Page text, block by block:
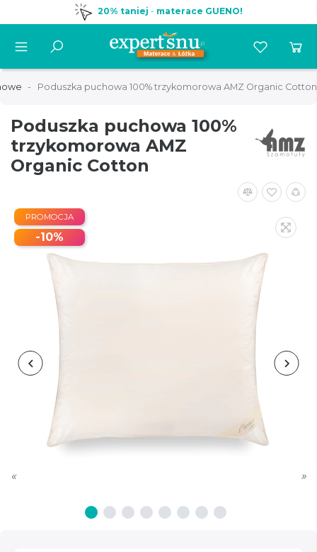
20% taniej - materace GUENO!
Poduszka puchowa 100% trzykomorowa AMZ Organic Cotton
Poduszka puchowa 100%
trzykomorowa AMZ
Organic Cotton
PROMOCJA
-10%
« »